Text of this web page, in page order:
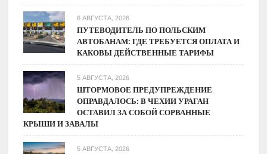
6 АВГУСТА, 2026
ПУТЕВОДИТЕЛЬ ПО ПОЛЬСКИМ
АВТОБАНАМ: ГДЕ ТРЕБУЕТСЯ ОПЛАТА И
КАКОВЫ ДЕЙСТВЕННЫЕ ТАРИФЫ
5 АВГУСТА, 2026
ШТОРМОВОЕ ПРЕДУПРЕЖДЕНИЕ
ОПРАВДАЛОСЬ: В ЧЕХИИ УРАГАН
ОСТАВИЛ ЗА СОБОЙ СОРВАННЫЕ
КРЫШИ И ЗАВАЛЫ
5 АВГУСТА, 2026